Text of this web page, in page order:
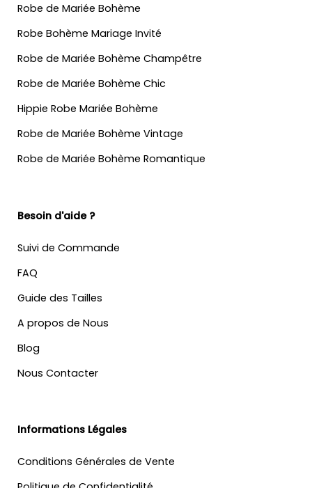
Robe de Mariée Bohème
Robe Bohème Mariage Invité
Robe de Mariée Bohème Champêtre
Robe de Mariée Bohème Chic
Hippie Robe Mariée Bohème
Robe de Mariée Bohème Vintage
Robe de Mariée Bohème Romantique
Besoin d'aide ?
Suivi de Commande
FAQ
Guide des Tailles
A propos de Nous
Blog
Nous Contacter
Informations Légales
Conditions Générales de Vente